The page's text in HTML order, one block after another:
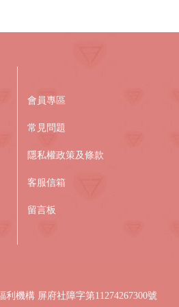
會員專區
常見問題
隱私權政策及條款
客服信箱
留言板
機構 屏府社障字第11274267300號